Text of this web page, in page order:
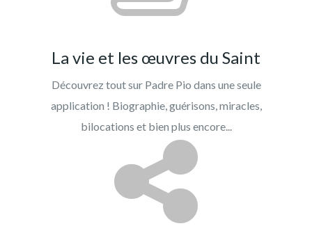
La vie et les œuvres du Saint
Découvrez tout sur Padre Pio dans une seule
application ! Biographie, guérisons, miracles,
bilocations et bien plus encore...